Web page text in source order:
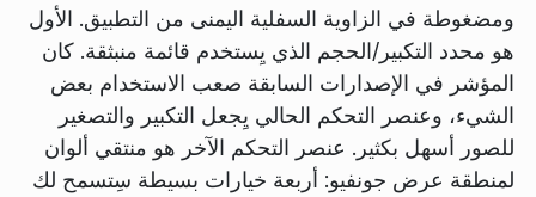
ومضغوطة في الزاوية السفلية اليمنى من التطبيق. الأول
هو محدد التكبير/الحجم الذي يِستخدم قائمة منبثقة. كان
المؤشر في الإصدارات السابقة صعب الاستخدام بعض
الشيء، وعنصر التحكم الحالي يِجعل التكبير والتصغير
للصور أسهل بكثير. عنصر التحكم الآخر هو منتقي ألوان
لمنطقة عرض جونفيو: أربعة خيارات بسيطة سِتسمح لك